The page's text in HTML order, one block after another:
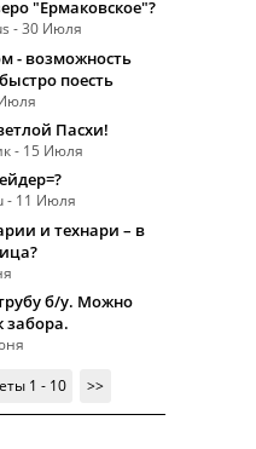
"Ермаковское"?
- 30 Июля
- возможность
поесть
Пасхи!
- 15 Июля
- 11 Июля
и технари – в
б/у. Можно
забора.
1 - 10 >>